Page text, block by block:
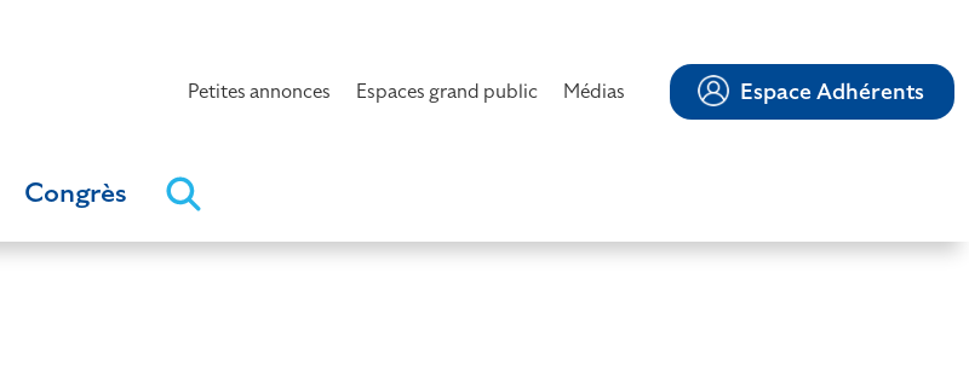
Petites annonces Espaces grand public Médias Espace Adhérents
Congrès